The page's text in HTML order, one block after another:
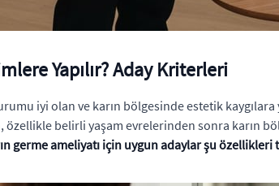
Yapılır? Aday Kriterleri
iyi olan ve karın bölgesinde estetik
özellikle belirli yaşam evrelerinden sonra karın
ameliyatı için uygun adaylar şu özellikleri